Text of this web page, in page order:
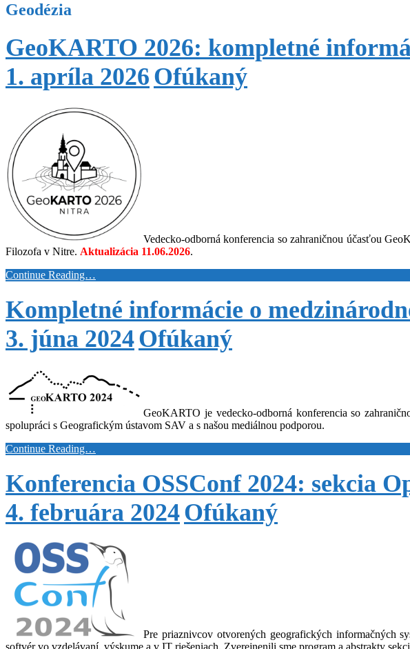
Geodézia
GeoKARTO 2026: kompletné
1. apríla 2026 Ofúkaný
Vedecko-odborná konferencia so zahraničnou účasťou
Filozofa v Nitre. Aktualizácia 11.06.2026.
Continue Reading…
Kompletné informácie o
3. júna 2024Ofúkaný
GeoKARTO je vedecko-odborná konferencia so
spolupráci s Geografickým ústavom SAV a s našou mediálnou podporou.
Continue Reading…
Konferencia OSSConf 2024: sekcia
4. februára 2024Ofúkaný
Pre priaznivcov otvorených geografických informačných
softvér vo vzdelávaní, výskume a v IT riešeniach. Zverejnenili sme program a abstrakty